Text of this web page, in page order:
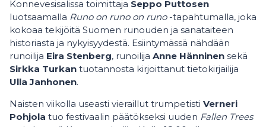
Konnevesisalissa toimittaja Seppo Puttosen
luotsaamalla Runo on runo on runo-tapahtumalla, joka
kokoaa tekijöitä Suomen runouden ja sanataiteen
historiasta ja nykyisyydestä. Esiintymässä nähdään
runoilija Eira Stenberg, runoilija Anne Hänninen sekä
Sirkka Turkan tuotannosta kirjoittanut tietokirjailija
Ulla Janhonen.
Naisten viikolla useasti vieraillut trumpetisti Verneri
Pohjola tuo festivaalin päätökseksi uuden Fallen Trees